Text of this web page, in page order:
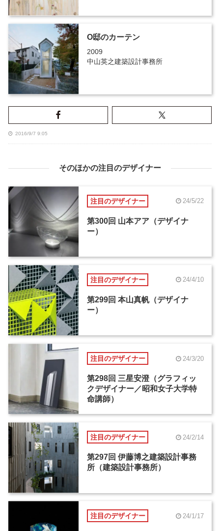
O邸のカーテン
2009
中山英之建築設計事務所
2016/9/7 9:05
そのほかの注目のデザイナー
注目のデザイナー 24/5/22
第300回 山本アア（デザイナ
ー）
注目のデザイナー 24/4/10
第299回 本山真帆（デザイナ
ー）
注目のデザイナー 24/3/20
第298回 三星安澄（グラフィッ
クデザイナー／昭和女子大学特
命講師）
注目のデザイナー 24/2/14
第297回 伊藤博之建築設計事務
所（建築設計事務所）
注目のデザイナー 24/1/17